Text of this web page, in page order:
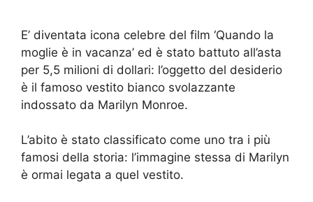
E’ diventata icona celebre del film ‘Quando la
moglie è in vacanza’ ed è stato battuto all’asta
per 5,5 milioni di dollari: l’oggetto del desiderio
è il famoso vestito bianco svolazzante
indossato da Marilyn Monroe.
L’abito è stato classificato come uno tra i più
famosi della storia: l’immagine stessa di Marilyn
è ormai legata a quel vestito.